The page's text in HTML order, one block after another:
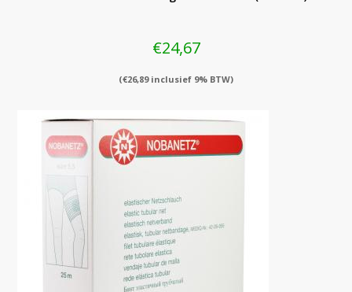
€24,67
(€26,89inclusief 9% BTW)